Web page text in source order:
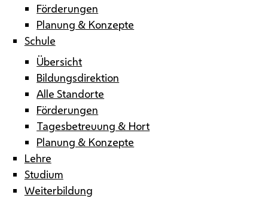
Förderungen
Planung & Konzepte
Schule
Übersicht
Bildungsdirektion
Alle Standorte
Förderungen
Tagesbetreuung & Hort
Planung & Konzepte
Lehre
Studium
Weiterbildung